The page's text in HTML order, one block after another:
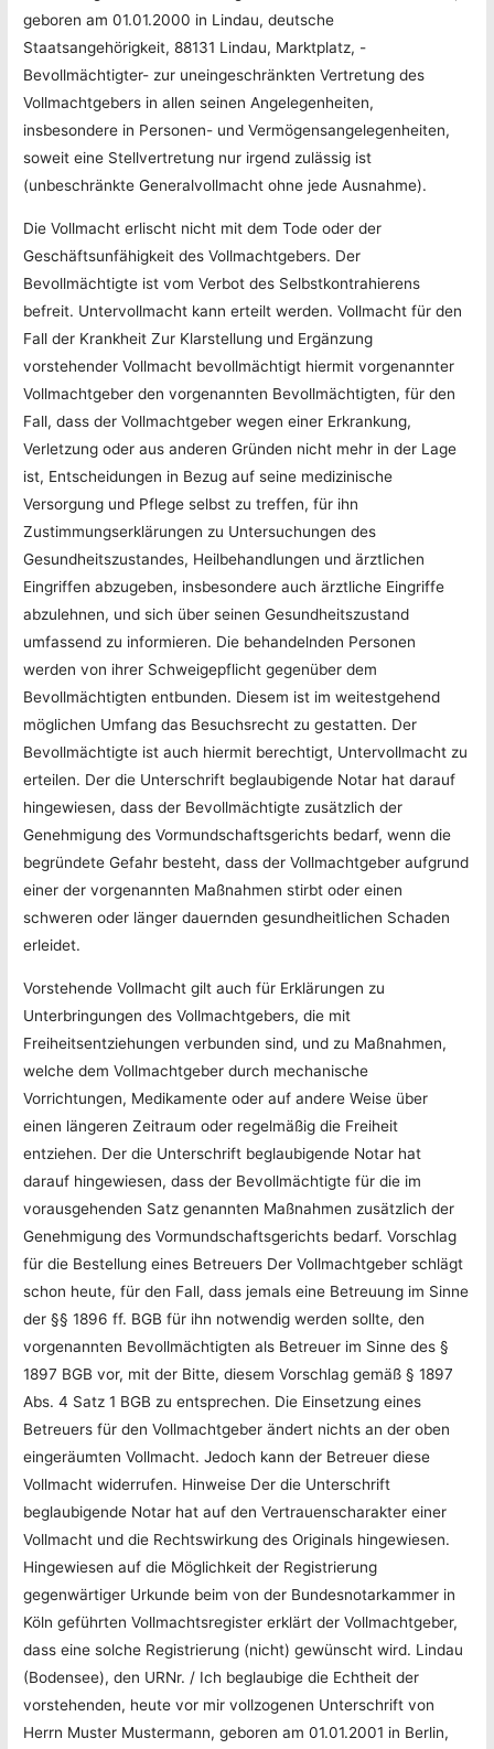
geboren am 01.01.2000 in Lindau, deutsche
Staatsangehörigkeit, 88131 Lindau, Marktplatz, -
Bevollmächtigter- zur uneingeschränkten Vertretung des
Vollmachtgebers in allen seinen Angelegenheiten,
insbesondere in Personen- und Vermögensangelegenheiten,
soweit eine Stellvertretung nur irgend zulässig ist
(unbeschränkte Generalvollmacht ohne jede Ausnahme).
Die Vollmacht erlischt nicht mit dem Tode oder der
Geschäftsunfähigkeit des Vollmachtgebers. Der
Bevollmächtigte ist vom Verbot des Selbstkontrahierens
befreit. Untervollmacht kann erteilt werden. Vollmacht für den
Fall der Krankheit Zur Klarstellung und Ergänzung
vorstehender Vollmacht bevollmächtigt hiermit vorgenannter
Vollmachtgeber den vorgenannten Bevollmächtigten, für den
Fall, dass der Vollmachtgeber wegen einer Erkrankung,
Verletzung oder aus anderen Gründen nicht mehr in der Lage
ist, Entscheidungen in Bezug auf seine medizinische
Versorgung und Pflege selbst zu treffen, für ihn
Zustimmungserklärungen zu Untersuchungen des
Gesundheitszustandes, Heilbehandlungen und ärztlichen
Eingriffen abzugeben, insbesondere auch ärztliche Eingriffe
abzulehnen, und sich über seinen Gesundheitszustand
umfassend zu informieren. Die behandelnden Personen
werden von ihrer Schweigepflicht gegenüber dem
Bevollmächtigten entbunden. Diesem ist im weitestgehend
möglichen Umfang das Besuchsrecht zu gestatten. Der
Bevollmächtigte ist auch hiermit berechtigt, Untervollmacht zu
erteilen. Der die Unterschrift beglaubigende Notar hat darauf
hingewiesen, dass der Bevollmächtigte zusätzlich der
Genehmigung des Vormundschaftsgerichts bedarf, wenn die
begründete Gefahr besteht, dass der Vollmachtgeber aufgrund
einer der vorgenannten Maßnahmen stirbt oder einen
schweren oder länger dauernden gesundheitlichen Schaden
erleidet.
Vorstehende Vollmacht gilt auch für Erklärungen zu
Unterbringungen des Vollmachtgebers, die mit
Freiheitsentziehungen verbunden sind, und zu Maßnahmen,
welche dem Vollmachtgeber durch mechanische
Vorrichtungen, Medikamente oder auf andere Weise über
einen längeren Zeitraum oder regelmäßig die Freiheit
entziehen. Der die Unterschrift beglaubigende Notar hat
darauf hingewiesen, dass der Bevollmächtigte für die im
vorausgehenden Satz genannten Maßnahmen zusätzlich der
Genehmigung des Vormundschaftsgerichts bedarf. Vorschlag
für die Bestellung eines Betreuers Der Vollmachtgeber schlägt
schon heute, für den Fall, dass jemals eine Betreuung im Sinne
der §§ 1896 ff. BGB für ihn notwendig werden sollte, den
vorgenannten Bevollmächtigten als Betreuer im Sinne des §
1897 BGB vor, mit der Bitte, diesem Vorschlag gemäß § 1897
Abs. 4 Satz 1 BGB zu entsprechen. Die Einsetzung eines
Betreuers für den Vollmachtgeber ändert nichts an der oben
eingeräumten Vollmacht. Jedoch kann der Betreuer diese
Vollmacht widerrufen. Hinweise Der die Unterschrift
beglaubigende Notar hat auf den Vertrauenscharakter einer
Vollmacht und die Rechtswirkung des Originals hingewiesen.
Hingewiesen auf die Möglichkeit der Registrierung
gegenwärtiger Urkunde beim von der Bundesnotarkammer in
Köln geführten Vollmachtsregister erklärt der Vollmachtgeber,
dass eine solche Registrierung (nicht) gewünscht wird. Lindau
(Bodensee), den URNr. / Ich beglaubige die Echtheit der
vorstehenden, heute vor mir vollzogenen Unterschrift von
Herrn Muster Mustermann, geboren am 01.01.2001 in Berlin,